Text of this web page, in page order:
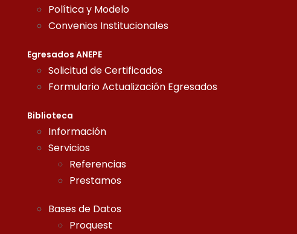
Política y Modelo
Convenios Institucionales
Egresados ANEPE
Solicitud de Certificados
Formulario Actualización Egresados
Biblioteca
Información
Servicios
Referencias
Prestamos
Bases de Datos
Proquest